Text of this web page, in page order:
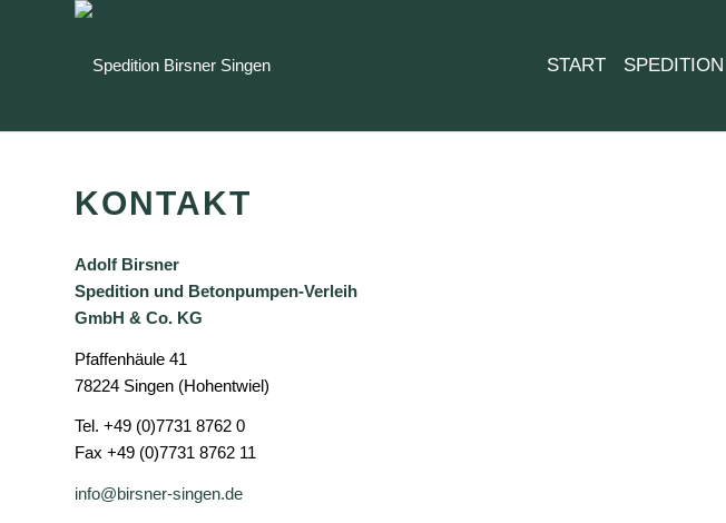
START SPEDITION
KONTAKT
Adolf Birsner
Spedition und Betonpumpen-Verleih
GmbH & Co. KG
Pfaffenhäule 41
78224 Singen (Hohentwiel)
Tel. +49 (0)7731 8762 0
Fax +49 (0)7731 8762 11
info@birsner-singen.de